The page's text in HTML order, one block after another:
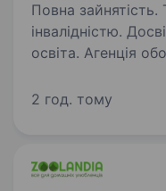
Повна
інвалідністю.
освіта. Агенція оборонних закупівель DOT —
боєприпаси, БПЛА,
державу сильніше
2 год. тому